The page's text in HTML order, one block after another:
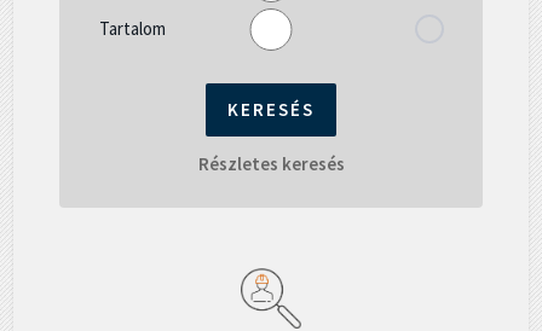
Tartalom
Részletes keresés